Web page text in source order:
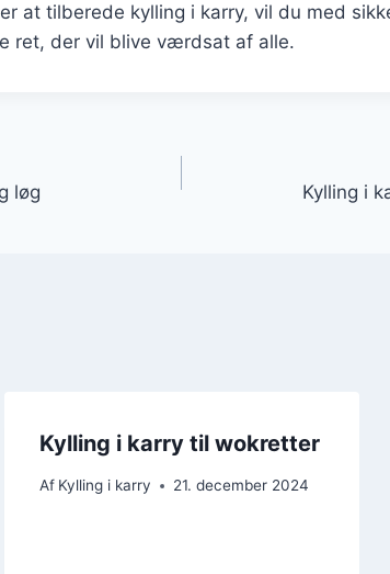
at tilberede kylling i karry, vil du med
ret, der vil blive værdsat af alle.
løg Kylling i
Kylling i karry til wokretter
Af Kylling i karry 21. december 2024